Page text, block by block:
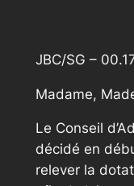
JBC/SG –
Madame,
Le Conseil
décidé en
relever la